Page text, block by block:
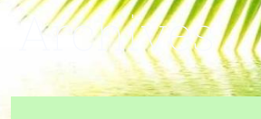
Archives